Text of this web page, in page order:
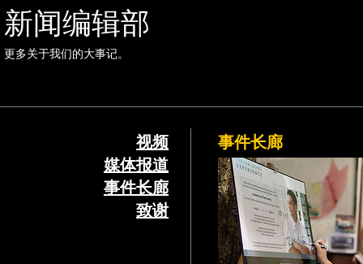
新闻编辑部
更多关于我们的大事记。
事件长廊
视频
媒体报道
事件长廊
致谢